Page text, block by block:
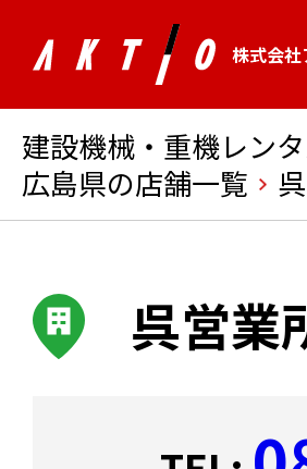
株式会社
建設機械・重機レン
広島県の店舗一覧
呉営業